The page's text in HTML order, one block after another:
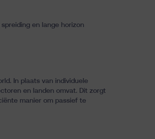
en lange horizon
In plaats van individuele
en landen omvat. Dit zorgt
manier om passief te